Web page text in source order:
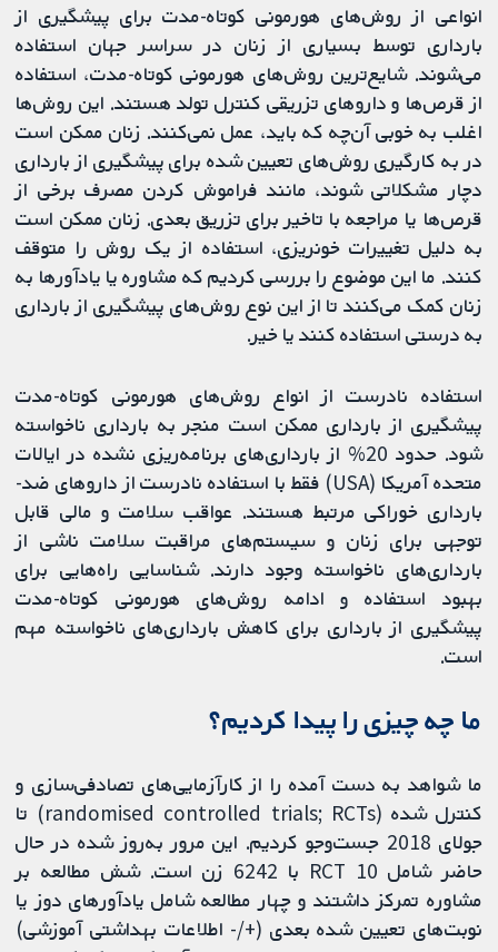
انواعی از روش‌های هورمونی کوتاه‌-مدت برای پیشگیری از
بارداری توسط بسیاری از زنان در سراسر جهان استفاده
می‌شوند. شایع‌ترین روش‌های هورمونی کوتاه‌-مدت، استفاده
از قرص‌ها و داروهای تزریقی کنترل تولد هستند. این روش‌ها
اغلب به خوبی آن‌چه که باید، عمل نمی‌کنند. زنان ممکن است
در به کارگیری روش‌های تعیین شده برای پیشگیری از بارداری
دچار مشکلاتی شوند، مانند فراموش کردن مصرف برخی از
قرص‌ها یا مراجعه با تاخیر برای تزریق بعدی. زنان ممکن است
به دلیل تغییرات خونریزی، استفاده از یک روش را متوقف
کنند. ما این موضوع را بررسی کردیم که مشاوره یا یادآورها به
زنان کمک می‌کنند تا از این نوع روش‌های پیشگیری از بارداری
به درستی استفاده کنند یا خیر.
استفاده نادرست از انواع روش‌های هورمونی کوتاه‌-مدت
پیشگیری از بارداری ممکن است منجر به بارداری ناخواسته
شود. حدود 20% از بارداری‌های برنامه‌ریزی نشده در ایالات
متحده آمریکا (USA) فقط با استفاده نادرست از دارو‌های ضد-
بارداری خوراکی مرتبط هستند. عواقب سلامت و مالی قابل
توجهی برای زنان و سیستم‌های مراقبت سلامت ناشی از
بارداری‌های ناخواسته وجود دارند. شناسایی راه‌هایی برای
بهبود استفاده و ادامه روش‌های هورمونی کوتاه‌-مدت
پیشگیری از بارداری برای کاهش بارداری‌های ناخواسته مهم
است.
ما چه چیزی را پیدا کردیم؟
ما شواهد به دست آمده را از کارآزمایی‌های تصادفی‌سازی و
کنترل شده (randomised controlled trials; RCTs) تا
جولای 2018 جست‌وجو کردیم. این مرور به‌روز شده در حال
حاضر شامل 10 RCT با 6242 زن است. شش مطالعه بر
مشاوره تمرکز داشتند و چهار مطالعه شامل یادآورهای دوز یا
نوبت‌های تعیین شده بعدی (+/- اطلاعات بهداشتی آموزشی)